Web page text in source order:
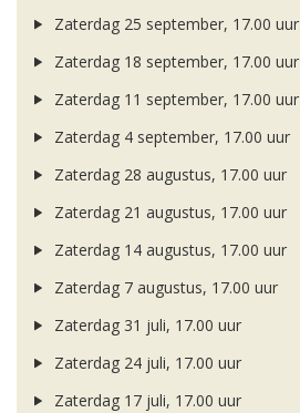
Zaterdag 25 september, 17.00 uur
Zaterdag 18 september, 17.00 uur
Zaterdag 11 september, 17.00 uur
Zaterdag 4 september, 17.00 uur
Zaterdag 28 augustus, 17.00 uur
Zaterdag 21 augustus, 17.00 uur
Zaterdag 14 augustus, 17.00 uur
Zaterdag 7 augustus, 17.00 uur
Zaterdag 31 juli, 17.00 uur
Zaterdag 24 juli, 17.00 uur
Zaterdag 17 juli, 17.00 uur